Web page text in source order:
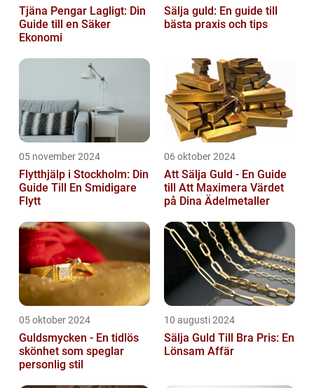
Tjäna Pengar Lagligt: Din
Guide till en Säker
Ekonomi
Sälja guld: En guide till
bästa praxis och tips
05 november 2024
Flytthjälp i Stockholm: Din
Guide Till En Smidigare
Flytt
06 oktober 2024
Att Sälja Guld - En Guide
till Att Maximera Värdet
på Dina Ädelmetaller
05 oktober 2024
Guldsmycken - En tidlös
skönhet som speglar
personlig stil
10 augusti 2024
Sälja Guld Till Bra Pris: En
Lönsam Affär